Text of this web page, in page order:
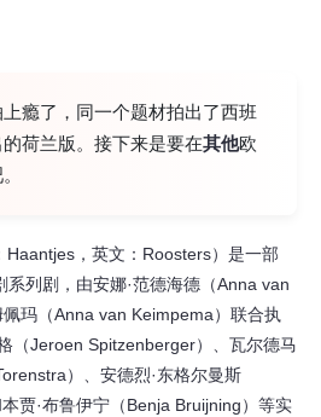
瘾了，同一个题材拍出了西班
荷兰版。接下来是要在其他欧
Haantjes，英文：Roosters）是一部
列剧，由安娜·范德海德（Anna van
玛（Anna van Keimpema）联合执
（Jeroen Spitzenberger）、瓦尔德马
）、安德烈·东格尔曼斯
贾·布鲁伊宁（Benja Bruijning）等实